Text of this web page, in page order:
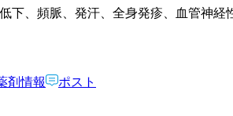
、頻脈、発汗、全身発疹、血管神経
剤情報 ポスト